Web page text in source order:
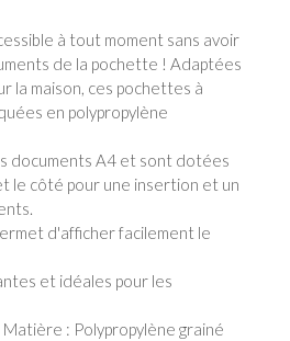
à tout moment sans avoir
de la pochette ! Adaptées
la maison, ces pochettes à
en polypropylène
documents A4 et sont dotées
le côté pour une insertion et un
d'afficher facilement le
et idéales pour les
: Polypropylène grainé